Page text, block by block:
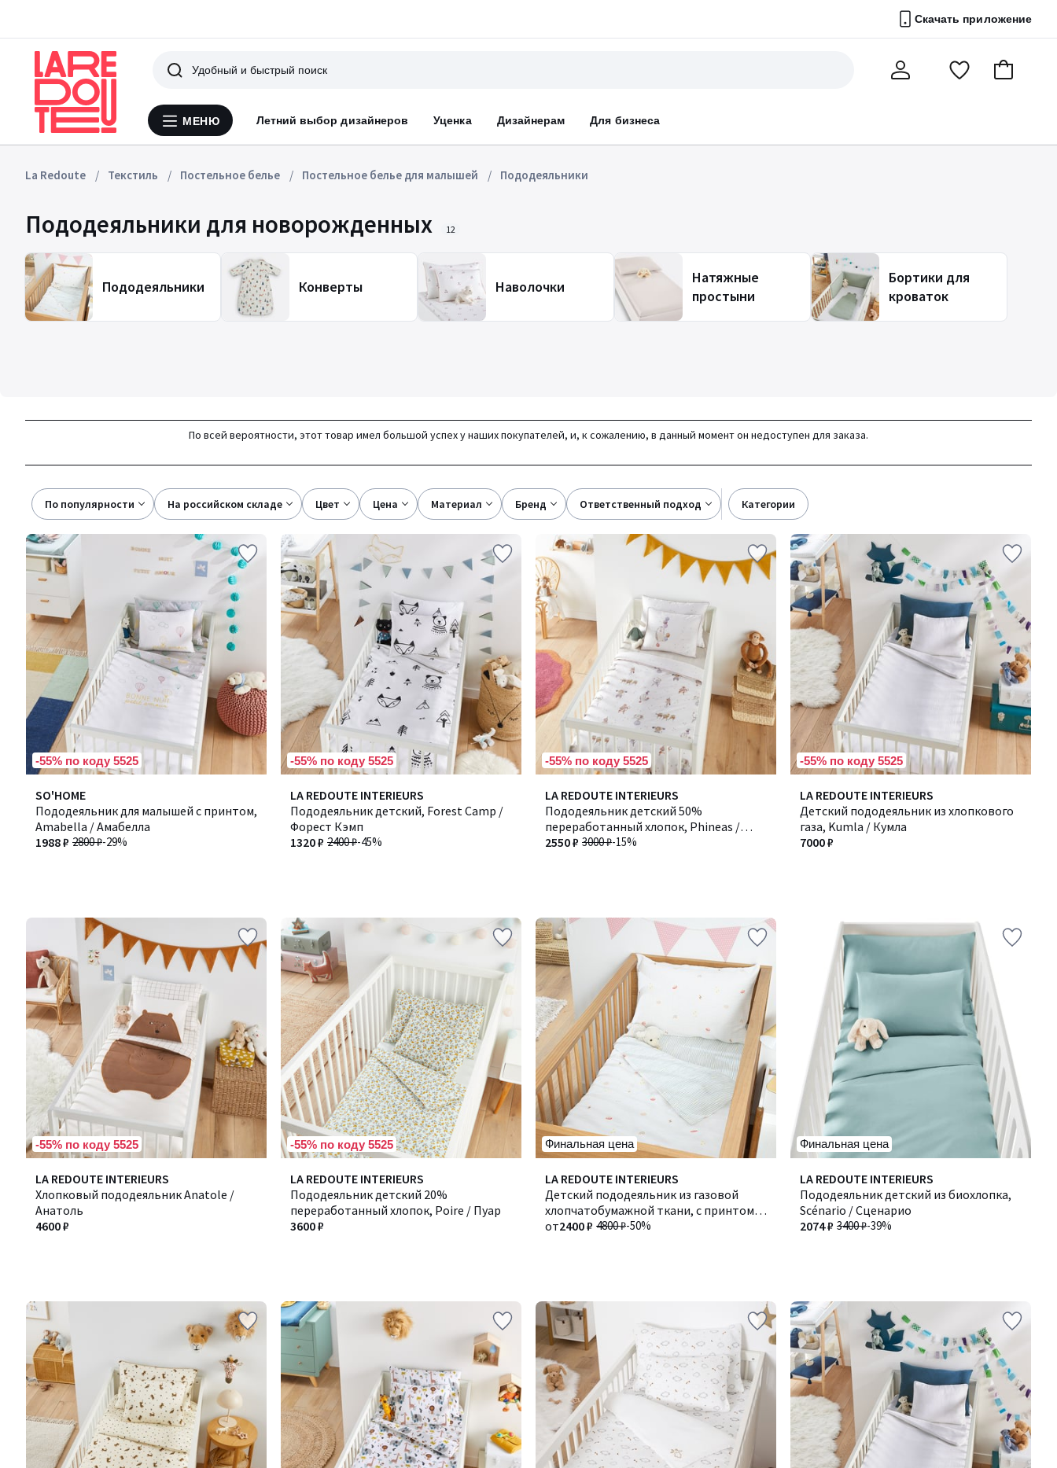
Скачать приложение
Меню
МЕНЮ Летний выбор дизайнеров Уценка Дизайнерам Для бизнеса
Поиск
ПерейтиВ
La Redoute Текстиль Постельное белье Постельное белье для малышей Пододеяльники
Пододеяльники для новорожденных 12
Пододеяльники Конверты Наволочки
Натяжные
простыни
Бортики для
кроваток
По всей вероятности, этот товар имел большой успех у наших покупателей, и, к сожалению, в данный момент он недоступен для заказа.
По популярности на российском складе цвет цена материал бренд ответственный подход категории
-55% по коду 5525
SO'HOME
Пододеяльник для малышей с принтом,
Amabella / Амабелла
2800 ₽-29%
1988 ₽
-55% по коду 5525
LA REDOUTE INTERIEURS
Пододеяльник детский, Forest Camp /
Форест Кэмп
2400 ₽-45%
1320 ₽
-55% по коду 5525
LA REDOUTE INTERIEURS
Пододеяльник детский 50%
переработанный хлопок, Phineas /
Финеас3000 ₽-15%
2550 ₽
-55% по коду 5525
LA REDOUTE INTERIEURS
Детский пододеяльник из хлопкового
газа, Kumla / Кумла
7000 ₽
-55% по коду 5525
LA REDOUTE INTERIEURS
Хлопковый пододеяльник Anatole /
Анатоль
4600 ₽
-55% по коду 5525
LA REDOUTE INTERIEURS
Пододеяльник детский 20%
переработанный хлопок, Poire / Пуар
3600 ₽
Финальная цена
LA REDOUTE INTERIEURS
Детский пододеяльник из газовой
хлопчатобумажной ткани, с принтом
"планеты", DIEGO / ДИЕГО
4800 ₽-50%
от2400 ₽
Финальная цена
LA REDOUTE INTERIEURS
Пододеяльник детский из биохлопка,
Scénario / Сценарио
3400 ₽-39%
2074 ₽